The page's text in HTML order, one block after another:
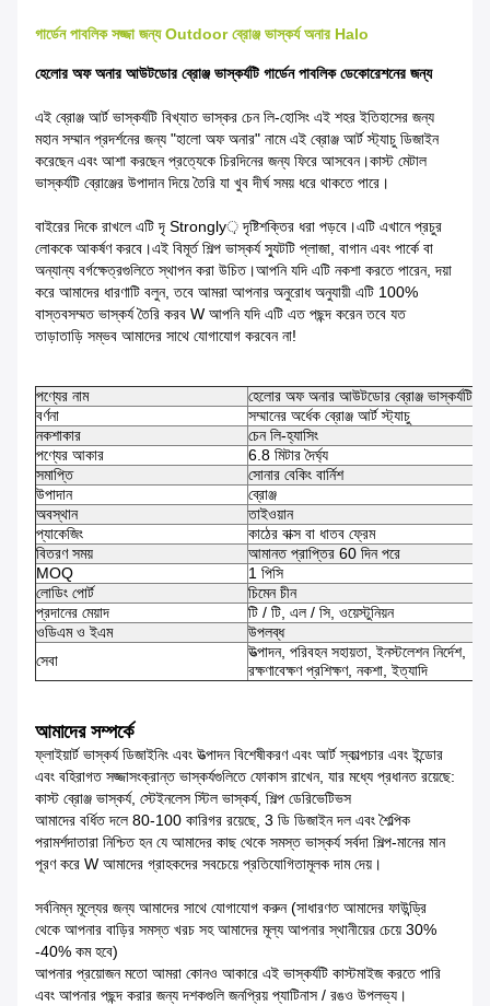
গার্ডেন পাবলিক সজ্জা জন্য Outdoor ব্রোঞ্জ ভাস্কর্য অনার Halo
হেলোর অফ অনার আউটডোর ব্রোঞ্জ ভাস্কর্যটি গার্ডেন পাবলিক ডেকোরেশনের জন্য
এই ব্রোঞ্জ আর্ট ভাস্কর্যটি বিখ্যাত ভাস্কর চেন লি-হোসিং এই শহর ইতিহাসের জন্য
মহান সম্মান প্রদর্শনের জন্য "হালো অফ অনার" নামে এই ব্রোঞ্জ আর্ট স্ট্যাচু ডিজাইন
করেছেন এবং আশা করছেন প্রত্যেকে চিরদিনের জন্য ফিরে আসবেন।কাস্ট মেটাল
ভাস্কর্যটি ব্রোঞ্জের উপাদান দিয়ে তৈরি যা খুব দীর্ঘ সময় ধরে থাকতে পারে।
বাইরের দিকে রাখলে এটি দৃ Strongly় দৃষ্টিশক্তির ধরা পড়বে।এটি এখানে প্রচুর
লোককে আকর্ষণ করবে।এই বিমূর্ত শিল্প ভাস্কর্য স্যুটটি প্লাজা, বাগান এবং পার্কে বা
অন্যান্য বর্গক্ষেত্রগুলিতে স্থাপন করা উচিত।আপনি যদি এটি নকশা করতে পারেন, দয়া
করে আমাদের ধারণাটি বলুন, তবে আমরা আপনার অনুরোধ অনুযায়ী এটি 100%
বাস্তবসম্মত ভাস্কর্য তৈরি করব W আপনি যদি এটি এত পছন্দ করেন তবে যত
তাড়াতাড়ি সম্ভব আমাদের সাথে যোগাযোগ করবেন না!
পণ্যের নাম
হেলোর অফ অনার আউটডোর ব্রোঞ্জ ভাস্কর্যটি
বর্ণনা
সম্মানের অর্ধেক ব্রোঞ্জ আর্ট স্ট্যাচু
নকশাকার
চেন লি-হ্যাসিং
পণ্যের আকার
6.8 মিটার দৈর্ঘ্য
সমাপ্তি
সোনার বেকিং বার্নিশ
উপাদান
ব্রোঞ্জ
অবস্থান
তাইওয়ান
প্যাকেজিং
কাঠের বাক্স বা ধাতব ফ্রেম
বিতরণ সময়
আমানত প্রাপ্তির 60 দিন পরে
MOQ
1 পিসি
লোডিং পোর্ট
চিমেন চীন
প্রদানের মেয়াদ
টি / টি, এল / সি, ওয়েস্টুনিয়ন
ওডিএম ও ইএম
উপলব্ধ
সেবা
উত্পাদন, পরিবহন সহায়তা, ইনস্টলেশন নির্দেশ,
রক্ষণাবেক্ষণ প্রশিক্ষণ, নকশা, ইত্যাদি
আমাদের সম্পর্কে
ফ্লাইয়ার্ট ভাস্কর্য ডিজাইনিং এবং উত্পাদন বিশেষীকরণ এবং আর্ট স্কাল্পচার এবং ইন্ডোর
এবং বহিরাগত সজ্জাসংক্রান্ত ভাস্কর্যগুলিতে ফোকাস রাখেন, যার মধ্যে প্রধানত রয়েছে:
কাস্ট ব্রোঞ্জ ভাস্কর্য, স্টেইনলেস স্টিল ভাস্কর্য, শিল্প ডেরিভেটিভস
আমাদের বর্ধিত দলে 80-100 কারিগর রয়েছে, 3 ডি ডিজাইন দল এবং শৈল্পিক
পরামর্শদাতারা নিশ্চিত হন যে আমাদের কাছ থেকে সমস্ত ভাস্কর্য সর্বদা শিল্প-মানের মান
পূরণ করে W আমাদের গ্রাহকদের সবচেয়ে প্রতিযোগিতামূলক দাম দেয়।
সর্বনিম্ন মূল্যের জন্য আমাদের সাথে যোগাযোগ করুন (সাধারণত আমাদের ফাউন্ড্রি
থেকে আপনার বাড়ির সমস্ত খরচ সহ আমাদের মূল্য আপনার স্থানীয়ের চেয়ে 30%
-40% কম হবে)
আপনার প্রয়োজন মতো আমরা কোনও আকারে এই ভাস্কর্যটি কাস্টমাইজ করতে পারি
এবং আপনার পছন্দ করার জন্য দশকগুলি জনপ্রিয় প্যাটিনাস / রঙও উপলভ্য।